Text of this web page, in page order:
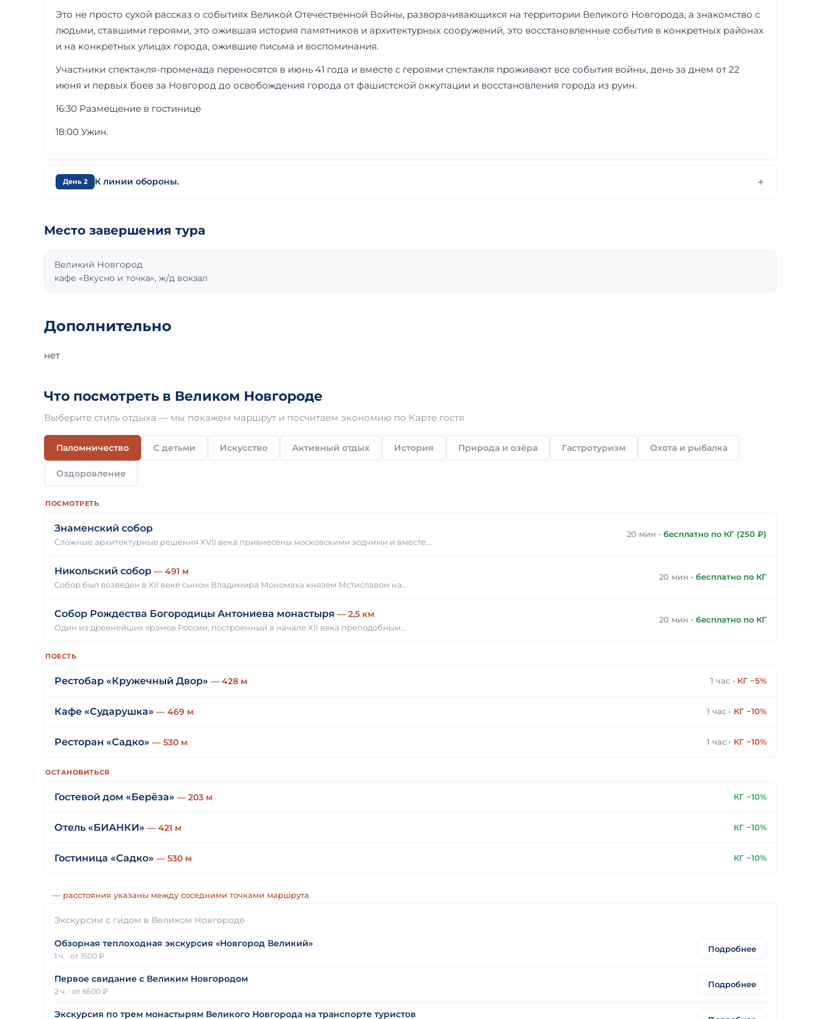
Это не просто сухой рассказ о событиях Великой Отечественной Войны, разворачивающихся на территории Великого Новгорода, а знакомство с
людьми, ставшими героями, это ожившая история памятников и архитектурных сооружений, это восстановленные события в конкретных районах
и на конкретных улицах города, ожившие письма и воспоминания.
Участники спектакля-променада переносятся в июнь 41 года и вместе с героями спектакля проживают все события войны, день за днем от 22
июня и первых боев за Новгород до освобождения города от фашистской оккупации и восстановления города из руин.
16:30 Размещение в гостинице
18:00 Ужин.
День 2 К линии обороны.
Место завершения тура
Великий Новгород
кафе «Вкусно и точка», ж/д вокзал
Дополнительно
нет
Что посмотреть в Великом Новгороде
Выберите стиль отдыха — мы покажем маршрут и посчитаем экономию по Карте гостя
Паломничество С детьми Искусство Активный отдых История Природа и озёра Гастротуризм Охота и рыбалка
Оздоровление
ПОСМОТРЕТЬ
Знаменский собор
Сложные архитектурные решения XVII века привнесены московскими зодчими и вместе…
20 мин · бесплатно по КГ (250 ₽)
Никольский собор — 491 м
Собор был возведен в XII веке сыном Владимира Мономаха князем Мстиславом на…
20 мин · бесплатно по КГ
Собор Рождества Богородицы Антониева монастыря — 2,5 км
Один из древнейших храмов России, построенный в начале XII века преподобным…
20 мин · бесплатно по КГ
ПОЕСТЬ
Рестобар «Кружечный Двор» — 428 м 1 час · КГ −5%
Кафе «Сударушка» — 469 м 1 час · КГ −10%
Ресторан «Садко» — 530 м 1 час · КГ −10%
ОСТАНОВИТЬСЯ
Гостевой дом «Берёза» — 203 м КГ −10%
Отель «БИАНКИ» — 421 м КГ −10%
Гостиница «Садко» — 530 м КГ −10%
— расстояния указаны между соседними точками маршрута
Экскурсии с гидом в Великом Новгороде
Обзорная теплоходная экскурсия «Новгород Великий»
1 ч. · от 1500 ₽
Подробнее
Первое свидание с Великим Новгородом
2 ч. · от 6500 ₽
Подробнее
Экскурсия по трем монастырям Великого Новгорода на транспорте туристов